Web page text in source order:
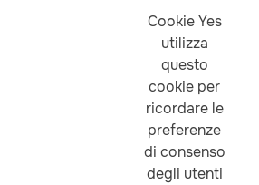
Cookie Yes
utilizza
questo
cookie per
ricordare le
preferenze
di consenso
degli utenti